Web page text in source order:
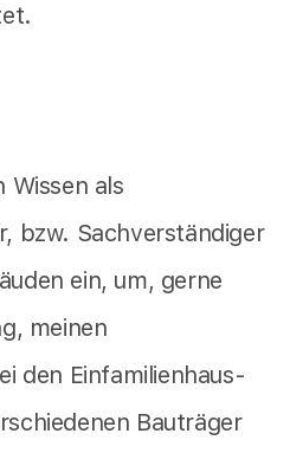
Wissen als
bzw. Sachverständiger
ein, um, gerne
meinen
den Einfamilienhaus-
Bauträger